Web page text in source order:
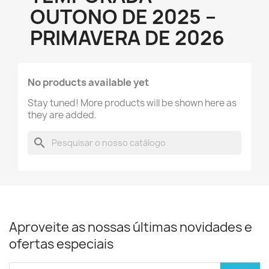
OUTONO DE 2025 –
PRIMAVERA DE 2026
No products available yet
Stay tuned! More products will be shown here as
they are added.
search
Aproveite as nossas últimas novidades e
ofertas especiais